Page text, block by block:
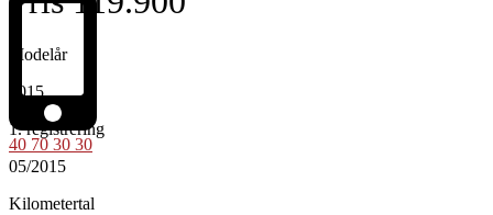
40 70 30 30
Modelår
2015
1. registrering
05/2015
Kilometertal